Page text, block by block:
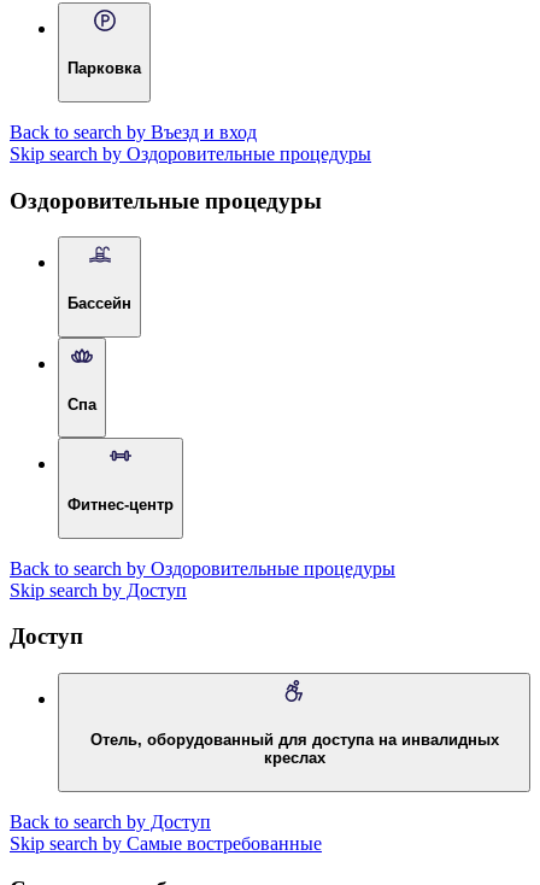
Парковка
Back to search by Въезд и вход
Skip search by Оздоровительные процедуры
Оздоровительные процедуры
Бассейн
Спа
Фитнес-центр
Back to search by Оздоровительные процедуры
Skip search by Доступ
Доступ
Отель, оборудованный для доступа на инвалидных
креслах
Back to search by Доступ
Skip search by Самые востребованные